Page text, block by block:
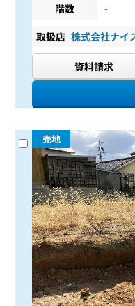
階数
-
取扱店 株式会社ナイ
資料請求
売地